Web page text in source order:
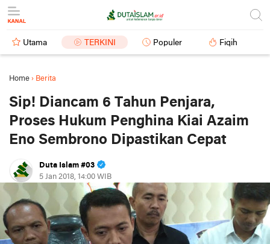
Utama TERKINI Populer Fiqih
Home › Berita
Sip! Diancam 6 Tahun Penjara,
Proses Hukum Penghina Kiai Azaim
Eno Sembrono Dipastikan Cepat
Duta Islam #03
5 Jan 2018, 14:00 WIB